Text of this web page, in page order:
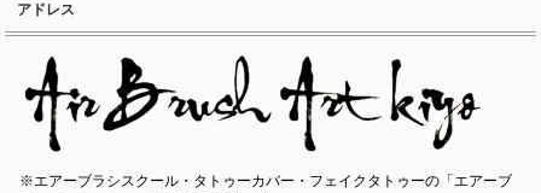
アドレス
※エアーブラシスクール・タトゥーカバー・フェイクタトゥーの「エアーブ